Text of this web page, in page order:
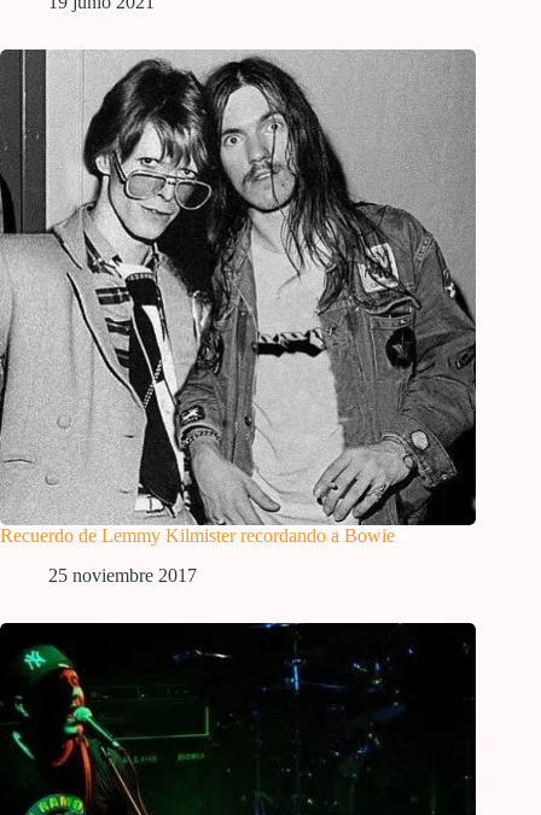
Recuerdo de Lemmy Kilmister recordando a Bowie
25 noviembre 2017